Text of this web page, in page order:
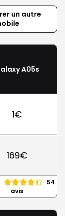
un autre
A05s
1€
169€
54
avis